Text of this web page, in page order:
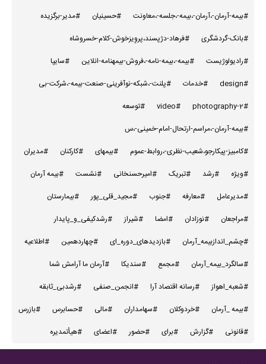
#بیمه-آرمان-،آرمان-،بیمه-،جلسه-،معاونت
#حسینیان
#مدیر-برگزیده
#بانک-گردشگری
#فرهاد-دژپسند،پروِیزخوش-کلام-خسروشاه
#رادیولوژیست
#بیمه-،بیمه-نامه-،فروش-بیمهنامه-انلاین
#سایپا
#design
#خدمات
#پلنت-،شبکه-نوآفرینی-صنعت-بیمه-،شرکت-بی
#photography-2
#video
#توسعه
#بیمه-آرمان-،مراسم-ارتحال-امام-خمینی-،س
#کامبیز-پیکارجو،شعیب-نظری-،روابط-عموم
#بیمهای #کارکنان
#مدیران
#ویژه
#رشد #تبریک #امیرحسنخانی #نشست
#بیمه آرمان
#مدیرعامل
#معارفه #جنوب #مجید_قلی_پور
#بیمارستان
#مراجعان
#نوزادان #امضا #شیراز
#رشدکیفی_و_پایدار
#چشم_اندازبیمه_آرمان
#بازدیدهای_دوره_ای #چهاردهمین
#اطلاعیه
#سالگرد_بیمه_آرمان
#مجمع #سندیکا
#آرمان ما آرامش شما
#شعبه_اهواز
#رسانه اقتصاد آرا #انجمن_صنفی
#رشدبی_ثابقه
#بیمه _آرمان
#خردوکلان #سهامداران #مالی #حسابرس
#بازرس
#قانونی
#گزارش #برای #حضور #اعضای #هیأتمدیره